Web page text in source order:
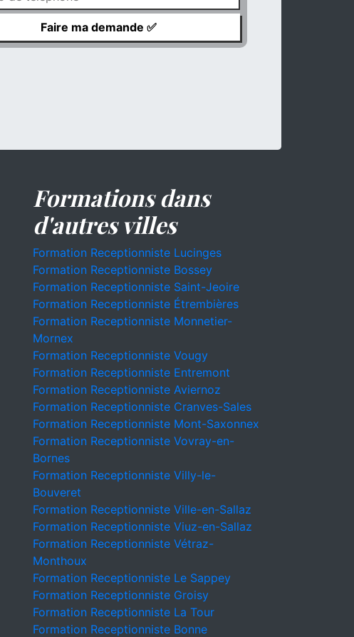
Formations dans
d'autres villes
Formation Receptionniste Lucinges
Formation Receptionniste Bossey
Formation Receptionniste Saint-Jeoire
Formation Receptionniste Étrembières
Formation Receptionniste Monnetier-
Mornex
Formation Receptionniste Vougy
Formation Receptionniste Entremont
Formation Receptionniste Aviernoz
Formation Receptionniste Cranves-Sales
Formation Receptionniste Mont-Saxonnex
Formation Receptionniste Vovray-en-
Bornes
Formation Receptionniste Villy-le-
Bouveret
Formation Receptionniste Ville-en-Sallaz
Formation Receptionniste Viuz-en-Sallaz
Formation Receptionniste Vétraz-
Monthoux
Formation Receptionniste Le Sappey
Formation Receptionniste Groisy
Formation Receptionniste La Tour
Formation Receptionniste Bonne